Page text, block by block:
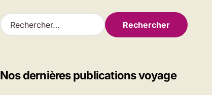
R
e
rNos dernières publications voyage